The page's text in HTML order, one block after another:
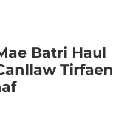
Batri Haul
Tirfaen